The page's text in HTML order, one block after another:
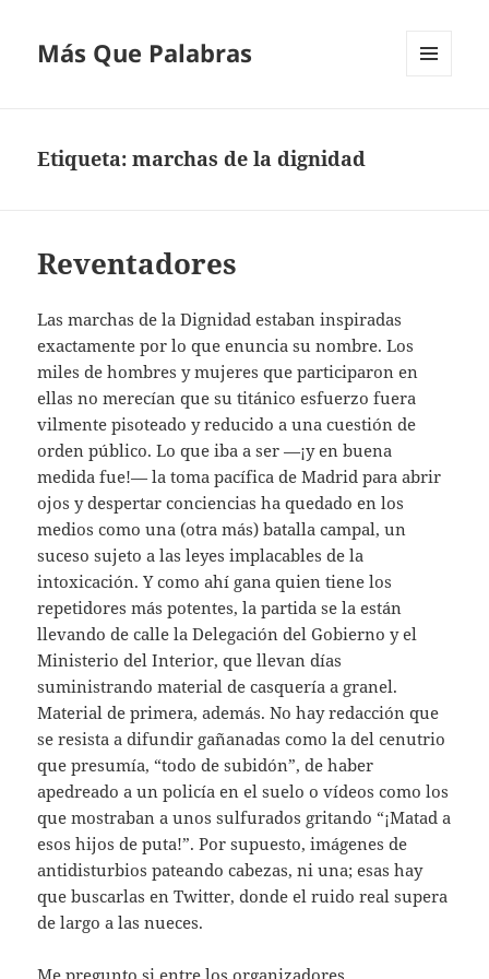
Más Que Palabras
Etiqueta:marchas de la dignidad
Reventadores
Las marchas de la Dignidad estaban inspiradas
exactamente por lo que enuncia su nombre. Los
miles de hombres y mujeres que participaron en
ellas no merecían que su titánico esfuerzo fuera
vilmente pisoteado y reducido a una cuestión de
orden público. Lo que iba a ser —¡y en buena
medida fue!— la toma pacífica de Madrid para abrir
ojos y despertar conciencias ha quedado en los
medios como una (otra más) batalla campal, un
suceso sujeto a las leyes implacables de la
intoxicación. Y como ahí gana quien tiene los
repetidores más potentes, la partida se la están
llevando de calle la Delegación del Gobierno y el
Ministerio del Interior, que llevan días
suministrando material de casquería a granel.
Material de primera, además. No hay redacción que
se resista a difundir gañanadas como la del cenutrio
que presumía, “todo de subidón”, de haber
apedreado a un policía en el suelo o vídeos como los
que mostraban a unos sulfurados gritando “¡Matad a
esos hijos de puta!”. Por supuesto, imágenes de
antidisturbios pateando cabezas, ni una; esas hay
que buscarlas en Twitter, donde el ruido real supera
de largo a las nueces.